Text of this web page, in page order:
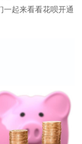
一起来看看花呗开通